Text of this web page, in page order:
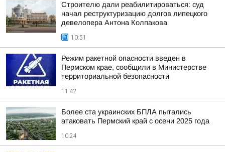
Строителю дали реабилитироваться: суд
начал реструктуризацию долгов липецкого
девелопера Антона Колпакова
10:51
Режим ракетной опасности введен в
Пермском крае, сообщили в Министерстве
территориальной безопасности
11:42
Более ста украинских БПЛА пытались
атаковать Пермский край с осени 2025 года
10:24